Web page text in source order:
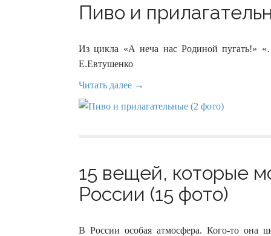
Пиво и
Из цикла «А неча нас Родиной пугать!»
Е.Евтушенко
Читать далее →
15 вещей, которые
России (15 фото)
В России особая атмосфера. Кого-то она